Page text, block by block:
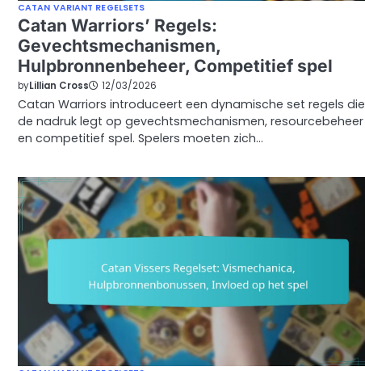
CATAN VARIANT REGELSETS
Catan Warriors’ Regels:
Gevechtsmechanismen,
Hulpbronnenbeheer, Competitief spel
byLillian Cross 12/03/2026
Catan Warriors introduceert een dynamische set regels die
de nadruk legt op gevechtsmechanismen, resourcebeheer
en competitief spel. Spelers moeten zich…